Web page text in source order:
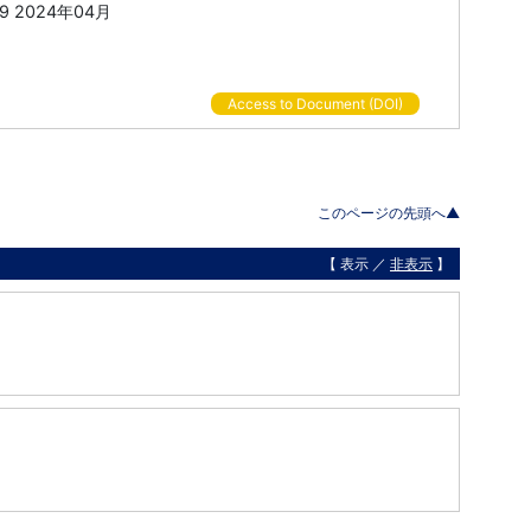
2024年04月
Access to Document (DOI)
このページの先頭へ▲
【 表示 ／ 非表示 】